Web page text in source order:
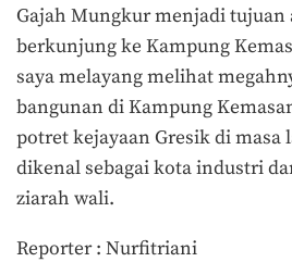
Gajah Mungkur menjadi tujuan
berkunjung ke Kampung
saya melayang melihat
bangunan di Kampung
potret kejayaan Gresik di masa
dikenal sebagai kota industri
ziarah wali.
Reporter : Nurfitriani